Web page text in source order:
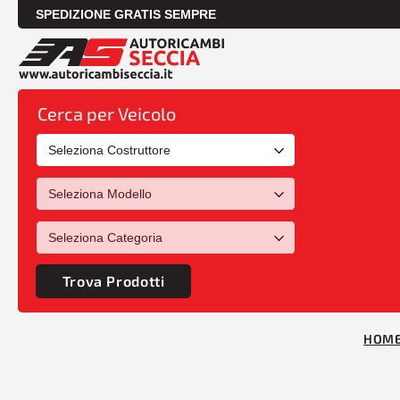
SPEDIZIONE GRATIS SEMPRE
Cerca per Veicolo
Trova Prodotti